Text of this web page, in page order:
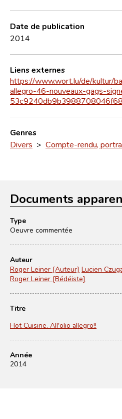
Date de publication
2014
Liens externes
https://www.wort.lu/de/kultur/
allegro-46-nouveaux-gags-
53c9240db9b3988708046f68
Genres
Divers > Compte-rendu,
Documents
Type
Oeuvre commentée
Auteur
Roger Leiner [Auteur] Lucien
Roger Leiner [Bédéiste]
Titre
Hot Cuisine. All'olio allegro!!
Année
2014